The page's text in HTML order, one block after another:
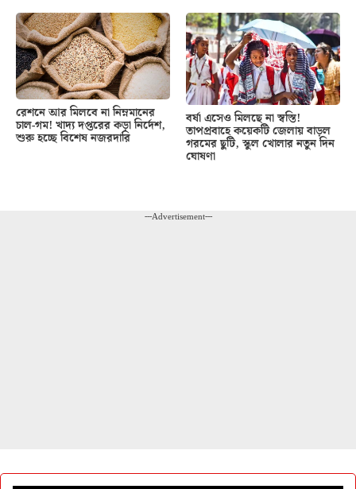
রেশনে আর মিলবে না নিম্নমানের
চাল-গম! খাদ্য দপ্তরের কড়া নির্দেশ,
শুরু হচ্ছে বিশেষ নজরদারি
বর্ষা এসেও মিলছে না স্বস্তি!
তাপপ্রবাহে কয়েকটি জেলায় বাড়ল
গরমের ছুটি, স্কুল খোলার নতুন দিন
ঘোষণা
---Advertisement---